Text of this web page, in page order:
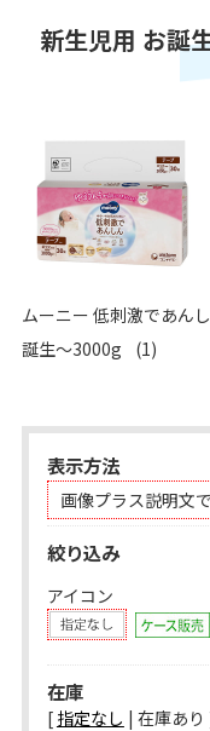
新生児用 お誕
ムーニー 低刺激であん
誕生～3000g
(1)
表示方法
画像プラス説明文
絞り込み
アイコン
在庫
[ 指定なし | 在庫あり